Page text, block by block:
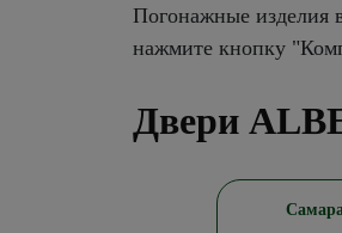
Погонажные изделия
нажмите кнопку
Двери